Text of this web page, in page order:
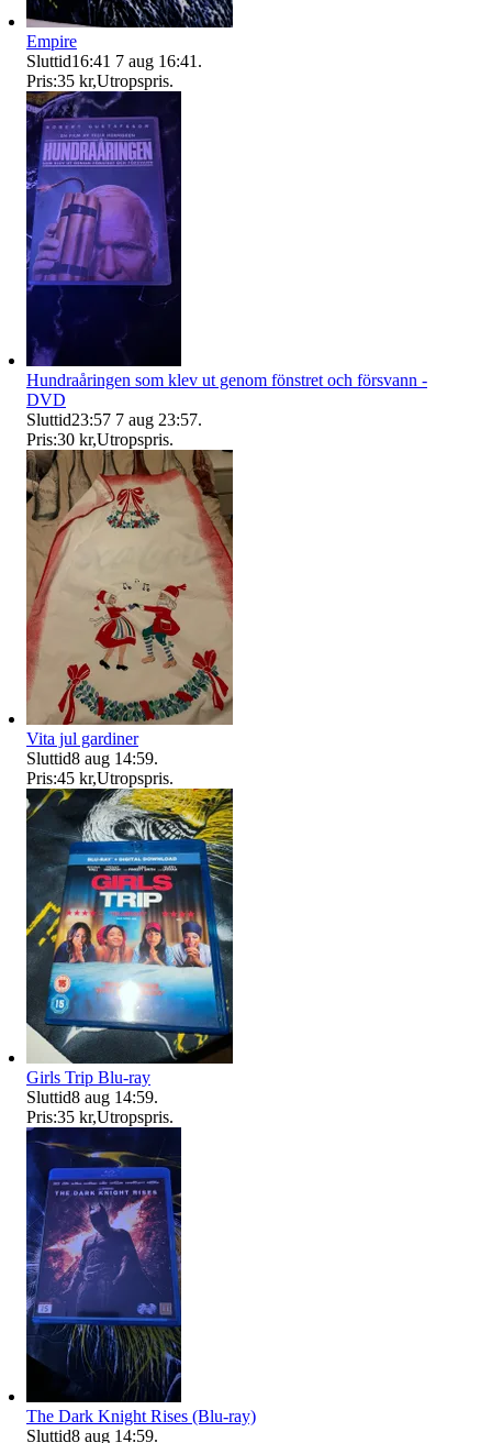
Empire
Sluttid16:41 7 aug 16:41 .
Pris:35 kr,Utropspris.
Hundraåringen som klev ut genom fönstret och försvann -
DVD
Sluttid23:57 7 aug 23:57.
Pris:30 kr,Utropspris.
Vita jul gardiner
Sluttid8 aug 14:59.
Pris:45 kr,Utropspris.
Girls Trip Blu-ray
Sluttid8 aug 14:59.
Pris:35 kr,Utropspris.
The Dark Knight Rises (Blu-ray)
Sluttid8 aug 14:59.